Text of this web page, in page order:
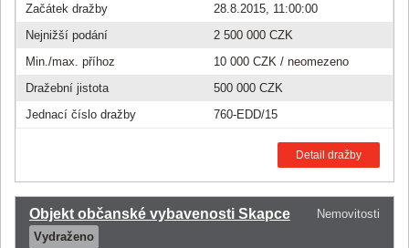
Začátek dražby
28.8.2015, 11:00:00
Nejnižší podání
2 500 000 CZK
Min./max. příhoz
10 000 CZK / neomezeno
Dražební jistota
500 000 CZK
Jednací číslo dražby
760-EDD/15
Detail dražby
Nemovitosti
Objekt občanské vybavenosti Skapce
Vydraženo